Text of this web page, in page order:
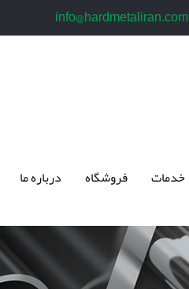
info@hardmetaliran.com
خدمات فروشگاه درباره ما